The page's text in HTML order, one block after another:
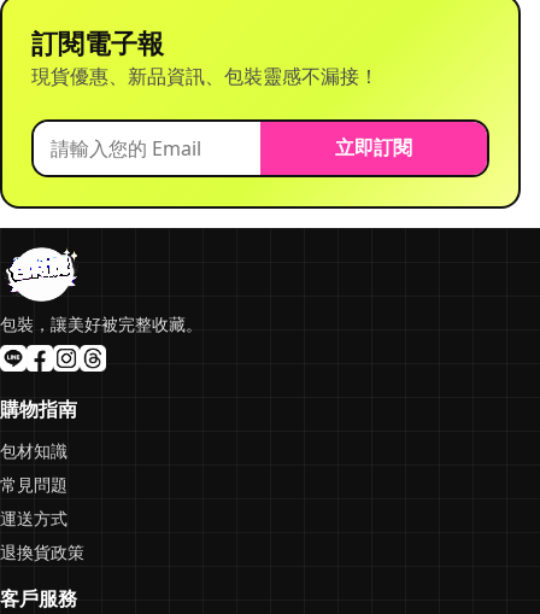
訂閱電子報
現貨優惠、新品資訊、包裝靈感不漏接！
立即訂閱
包裝，讓美好被完整收藏。
購物指南
包材知識
常見問題
運送方式
退換貨政策
客戶服務